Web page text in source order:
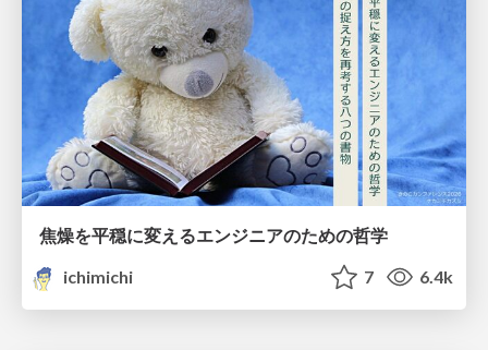
焦燥を平穏に変えるエンジニアのための哲学
ichimichi
7 6.4k